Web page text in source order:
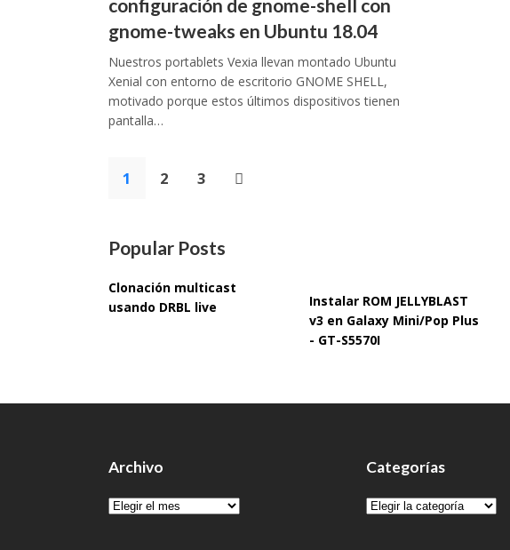
configuración de gnome-shell con
gnome-tweaks en Ubuntu 18.04
Nuestros portablets Vexia llevan montado Ubuntu
Xenial con entorno de escritorio GNOME SHELL,
motivado porque estos últimos dispositivos tienen
pantalla…
Paginación
1 2 3
Popular Posts
Clonación multicast
usando DRBL live
Instalar ROM JELLYBLAST
v3 en Galaxy Mini/Pop Plus
- GT-S5570I
Archivo
Archivo
Categorías
Categorías